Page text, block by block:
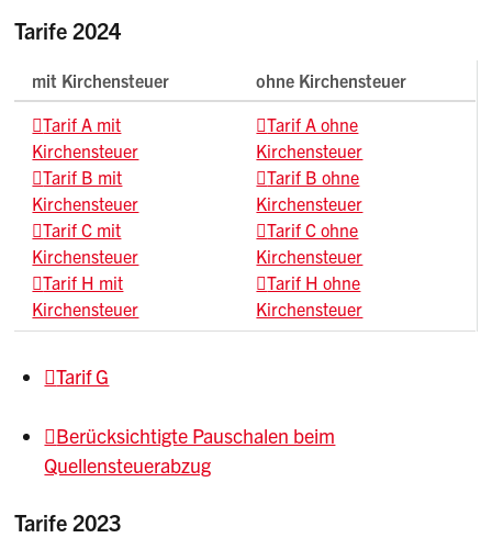
Tarife 2024
mit Kirchensteuer
ohne Kirchensteuer
Tarif A mit
Kirchensteuer
Tarif B mit
Kirchensteuer
Tarif C mit
Kirchensteuer
Tarif H mit
Kirchensteuer
Tarif A ohne
Kirchensteuer
Tarif B ohne
Kirchensteuer
Tarif C ohne
Kirchensteuer
Tarif H ohne
Kirchensteuer
Tarif G
Berücksichtigte Pauschalen beim
Quellensteuerabzug
Tarife 2023